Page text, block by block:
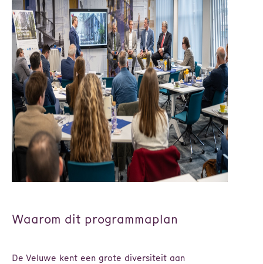
Waarom dit programmaplan
De Veluwe kent een grote diversiteit aan